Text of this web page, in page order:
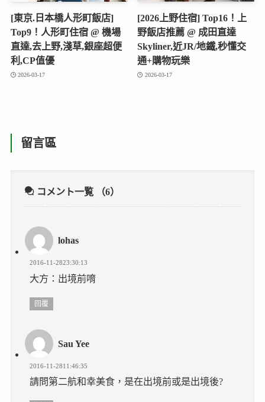
[東京.日本橋人形町飯店]
Top9！人形町住宿 @ 機場
直達,去上野,淺草,銀座超便
利,CP值優
2026-03-17
[2026上野住宿] Top16！上
野飯店推薦 @ 成田直達
Skyliner,近JR/地鐵,秒懂交
通+購物玩樂
2026-03-17
留言區
コメント一覧 （6）
lohas
2016-11-2823:30:13
大方：出境前唷
回覆
Sau Yee
2016-11-2811:46:35
請問第二航和幸美食，是在出境前或是出境後?